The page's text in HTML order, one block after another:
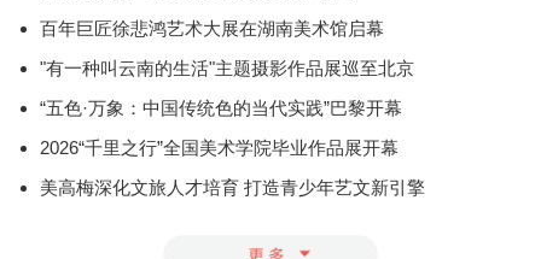
百年巨匠徐悲鸿艺术大展在湖南美术馆启幕
"有一种叫云南的生活"主题摄影作品展巡至北京
“五色·万象：中国传统色的当代实践”巴黎开幕
2026“千里之行”全国美术学院毕业作品展开幕
美高梅深化文旅人才培育 打造青少年艺文新引擎